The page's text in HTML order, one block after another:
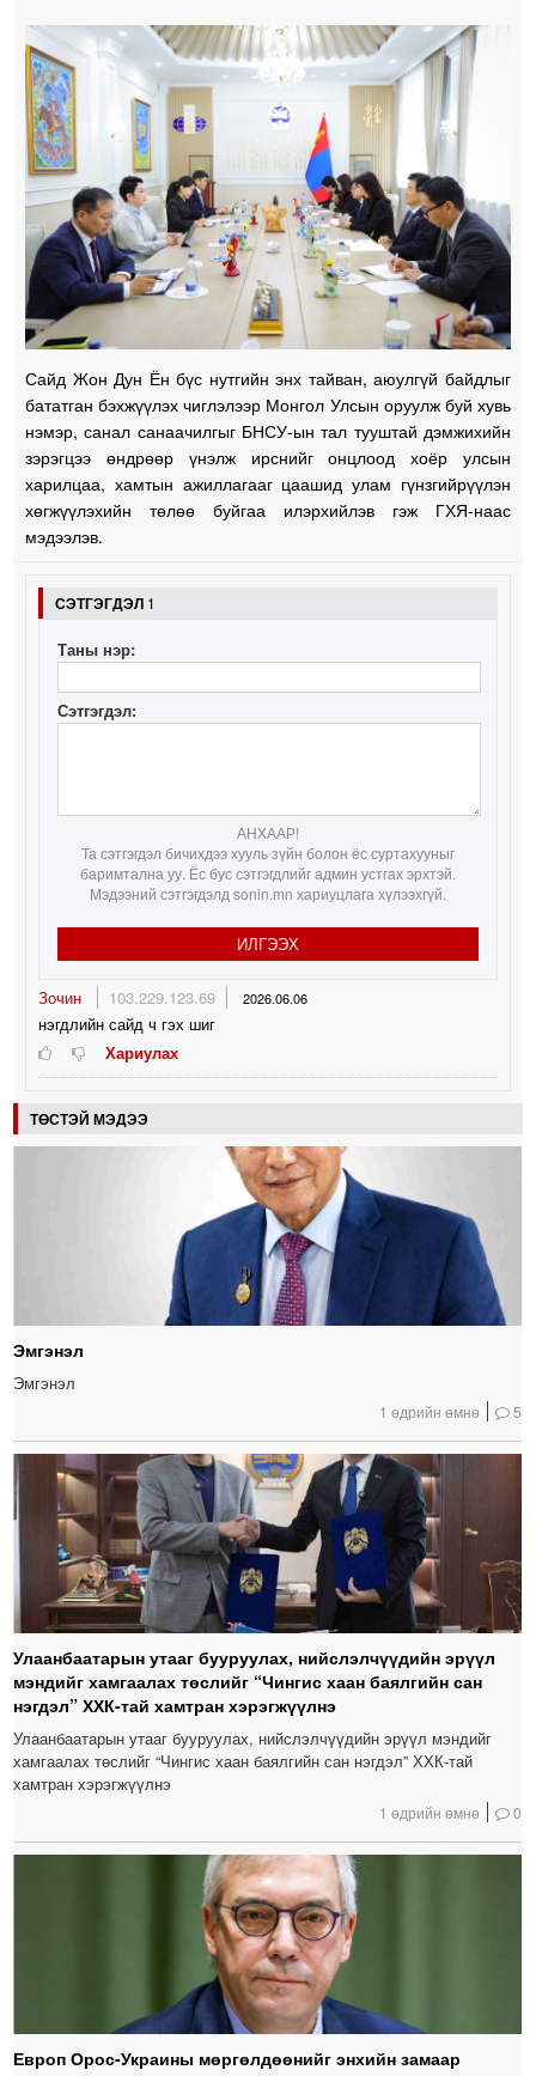
Сайд Жон Дун Ён бүс нутгийн энх тайван, аюулгүй байдлыг
бататган бэхжүүлэх чиглэлээр Монгол Улсын оруулж буй хувь
нэмэр, санал санаачилгыг БНСУ-ын тал тууштай дэмжихийн
зэрэгцээ өндрөөр үнэлж ирснийг онцлоод хоёр улсын
харилцаа, хамтын ажиллагааг цаашид улам гүнзгийрүүлэн
хөгжүүлэхийн төлөө буйгаа илэрхийлэв гэж ГХЯ-наас
мэдээлэв.
СЭТГЭГДЭЛ 1
Таны нэр:
Сэтгэгдэл:
АНХААР!
Та сэтгэгдэл бичихдээ хууль зүйн болон ёс суртахууныг
баримтална уу. Ёс бус сэтгэгдлийг админ устгах эрхтэй.
Мэдээний сэтгэгдэлд sonin.mn хариуцлага хүлээхгүй.
ИЛГЭЭХ
Зочин 103.229.123.69 2026.06.06
нэгдлийн сайд ч гэх шиг
Хариулах
ТӨСТЭЙ МЭДЭЭ
Эмгэнэл
Эмгэнэл
1 өдрийн өмнө 5
Улаанбаатарын утааг бууруулах, нийслэлчүүдийн эрүүл
мэндийг хамгаалах төслийг “Чингис хаан баялгийн сан
нэгдэл” ХХК-тай хамтран хэрэгжүүлнэ
Улаанбаатарын утааг бууруулах, нийслэлчүүдийн эрүүл мэндийг
хамгаалах төслийг “Чингис хаан баялгийн сан нэгдэл” ХХК-тай
хамтран хэрэгжүүлнэ
1 өдрийн өмнө 0
Европ Орос-Украины мөргөлдөөнийг энхийн замаар